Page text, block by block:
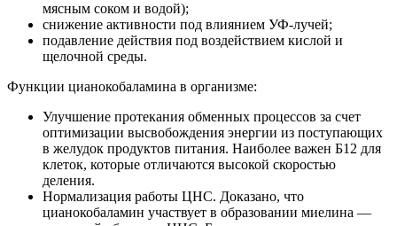
мясным соком и водой);
снижение активности под влиянием УФ-лучей;
подавление действия под воздействием кислой и
щелочной среды.
Функции цианокобаламина в организме:
Улучшение протекания обменных процессов за счет
оптимизации высвобождения энергии из поступающих
в желудок продуктов питания. Наиболее важен Б12 для
клеток, которые отличаются высокой скоростью
деления.
Нормализация работы ЦНС. Доказано, что
цианокобаламин участвует в образовании миелина —